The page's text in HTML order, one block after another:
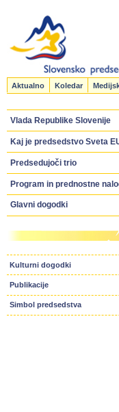
Aktualno Koledar
Vlada Republike Slovenije
Kaj je predsedstvo Sveta
Predsedujoči trio
Program in prednostne
Glavni dogodki
Kulturni dogodki
Publikacije
Simbol predsedstva